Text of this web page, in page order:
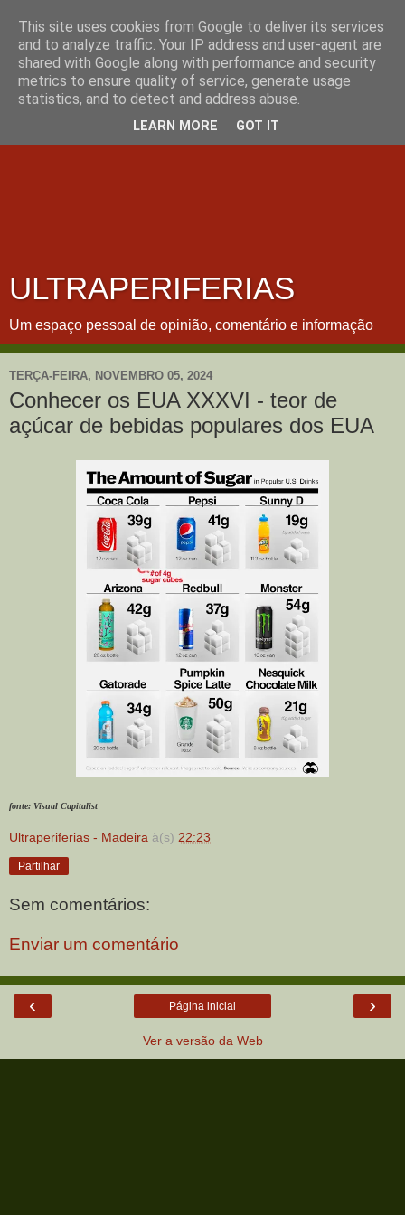
ULTRAPERIFERIAS
Um espaço pessoal de opinião, comentário e informação
TERÇA-FEIRA, NOVEMBRO 05, 2024
Conhecer os EUA XXXVI - teor de
açúcar de bebidas populares dos EUA
fonte: Visual Capitalist
Ultraperiferias - Madeira à(s) 22:23
Partilhar
Sem comentários:
Enviar um comentário
‹ ›
Página inicial
Ver a versão da Web
This site uses cookies from Google to deliver its services
and to analyze traffic. Your IP address and user-agent are
shared with Google along with performance and security
metrics to ensure quality of service, generate usage
statistics, and to detect and address abuse.
LEARN MORE GOT IT